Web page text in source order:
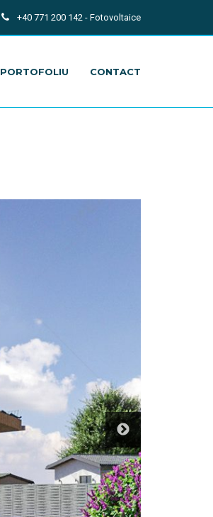
+40 771 200 142 - Fotovoltaice
PORTOFOLIU CONTACT